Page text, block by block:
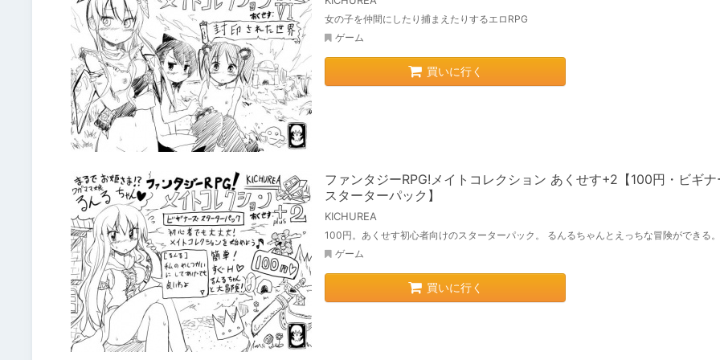
女の子を仲間にしたり捕まえたりするエロRPG
ゲーム
買いに行く
ファンタジーRPG!メイトコレクション あくせす+2【100円・ビギナ
スターターパック】
KICHUREA
100円。あくせす初心者向けのスターターパック。 るんるちゃんとえっちな冒険ができる。
ゲーム
買いに行く